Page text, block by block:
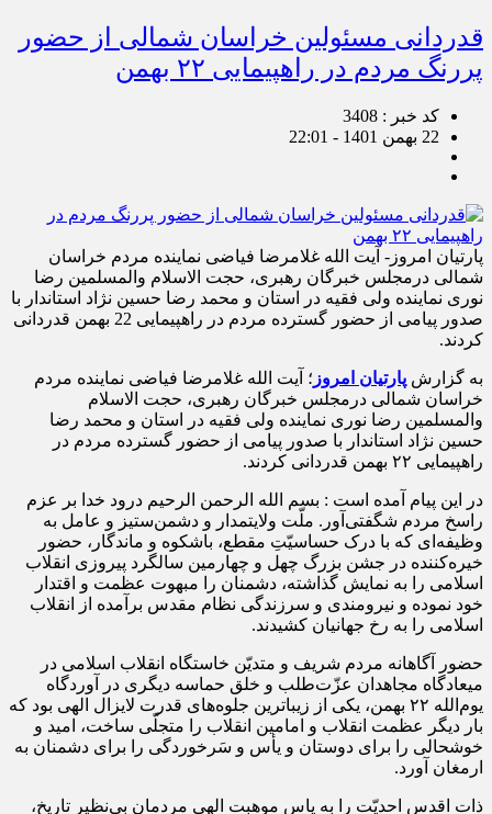
قدردانی مسئولین خراسان شمالی از حضور
پررنگ مردم در راهپیمایی ۲۲ بهمن
کد خبر : 3408
22 بهمن 1401 - 22:01
پارتیان امروز- آیت الله غلامرضا فیاضی نماینده مردم خراسان
شمالی درمجلس خبرگان رهبری، حجت الاسلام والمسلمین رضا
نوری نماینده ولی فقیه در استان و محمد رضا حسین نژاد استاندار با
صدور پیامی از حضور گسترده مردم در راهپیمایی 22 بهمن قدردانی
کردند.
به گزارش پارتیان امروز ؛ آیت الله غلامرضا فیاضی نماینده مردم
خراسان شمالی درمجلس خبرگان رهبری، حجت الاسلام
والمسلمین رضا نوری نماینده ولی فقیه در استان و محمد رضا
حسین نژاد استاندار با صدور پیامی از حضور گسترده مردم در
راهپیمایی ۲۲ بهمن قدردانی کردند.
در این پیام آمده است : بسم الله الرحمن الرحیم درود خدا بر عزم
راسخ مردم شگفتی‌آور. ملّت ولایتمدار و دشمن‌ستیز و عامل به
وظیفه‌ای که با درک حساسیّتِ مقطع، باشکوه و ماندگار، حضور
خیره‌کننده در جشن بزرگ چهل و چهارمین سالگرد پیروزی انقلاب
اسلامی را به نمایش گذاشته، دشمنان را مبهوت عظمت و اقتدار
خود نموده و نیرومندی و سرزندگی نظام مقدس برآمده از انقلاب
اسلامی را به رخ جهانیان کشیدند.
حضور آگاهانه مردم شریف و متدیّن خاستگاه انقلاب اسلامی در
میعادگاه مجاهدان عزّت‌طلب و خلق حماسه دیگری در آوردگاه
یوم‌الله ۲۲ بهمن، یکی از زیباترین جلوه‌های قدرت لایزال الهی بود که
بار دیگر عظمت انقلاب و امامین انقلاب را متجلّی ساخت، امید و
خوشحالی را برای دوستان و یأس و سَرخوردگی را برای دشمنان به
ارمغان آورد.
ذات اقدس احدیّت را به پاس موهبت الهی مردمان بی‌نظیر تاریخ،